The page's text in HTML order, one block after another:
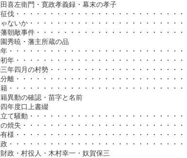
衛門・寛政孝義録・幕末の孝子
征伐・・・・・・・・・・・・・・・・・・・・・・・・
ゃないか・・・・・・・・・・・・・・・・・・・・・・
藩朝敵事件・・・・・・・・・・・・・・・・・・・・・
暁・藩主所蔵の品
・・・・・・・・・・・・・・・・・・・・・・・・・・
年・・・・・・・・・・・・・・・・・・・・・・・・・
年四月の村勢・・・・・・・・・・・・・・・・・・・・
離・・・・・・・・・・・・・・・・・・・・・・・・
籍・・・・・・・・・・・・・・・・・・・・・・・・・
の確認・苗字と名前
年度口上書綴
立て騒動・・・・・・・・・・・・・・・・・・・・・・
の焼失・・・・・・・・・・・・・・・・・・・・・・・
有様・・・・・・・・・・・・・・・・・・・・・・・・
政・・・・・・・・・・・・・・・・・・・・・・・・・
村役人・木村幸一・奴賀保三